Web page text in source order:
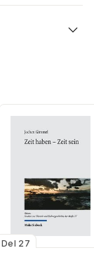
Del 27